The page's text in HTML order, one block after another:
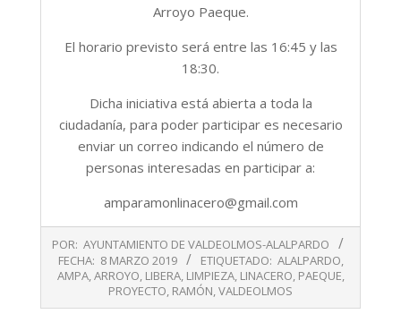
Arroyo Paeque.
El horario previsto será entre las 16:45 y las
18:30.
Dicha iniciativa está abierta a toda la
ciudadanía, para poder participar es necesario
enviar un correo indicando el número de
personas interesadas en participar a:
amparamonlinacero@gmail.com
03-
POR: AYUNTAMIENTO DE VALDEOLMOS-ALALPARDO
FECHA: 8 MARZO 2019 ETIQUETADO: ALALPARDO
AMPA, ARROYO LIBERA, LIMPIEZA, LINACERO PAEQUE
PROYECTO RAMÓN VALDEOLMOS